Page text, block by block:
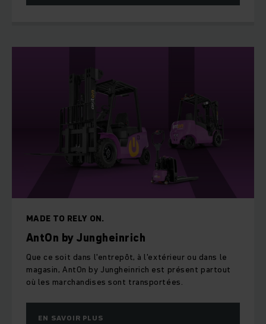
MADE TO RELY ON.
AntOn by Jungheinrich
Que ce soit dans l'entrepôt, à l'extérieur ou dans le
magasin, AntOn by Jungheinrich est présent partout
où les marchandises sont transportées.
EN SAVOIR PLUS